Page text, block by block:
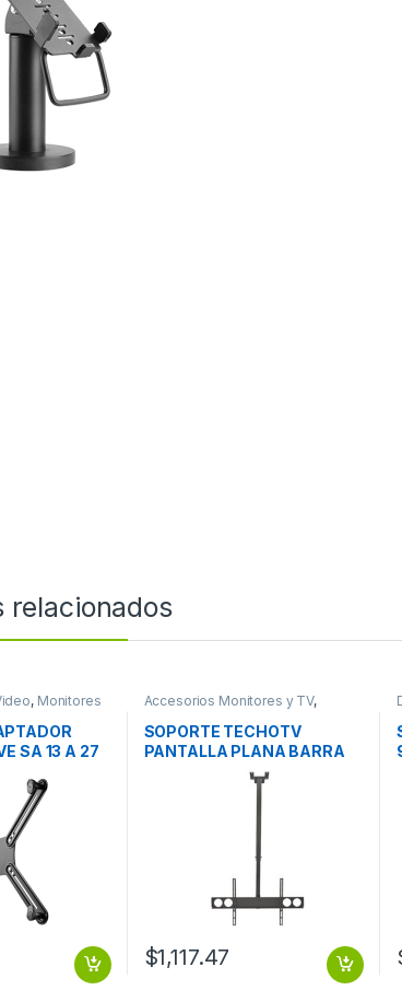
relacionados
, Monitores
SA 13 A 27
Accesorios Monitores y TV,
SOPORTE TECHOTV
PANTALLA PLANA BARRA
105-156CM 37″ A 70″ 50KG
BARRA 105-156CM 37 A 70
$1,117.47